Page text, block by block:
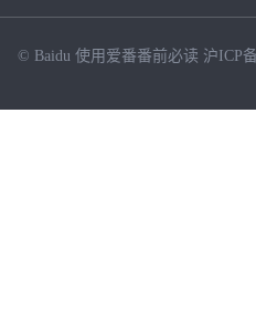
© Baidu 使用爱番番前必读 沪ICP